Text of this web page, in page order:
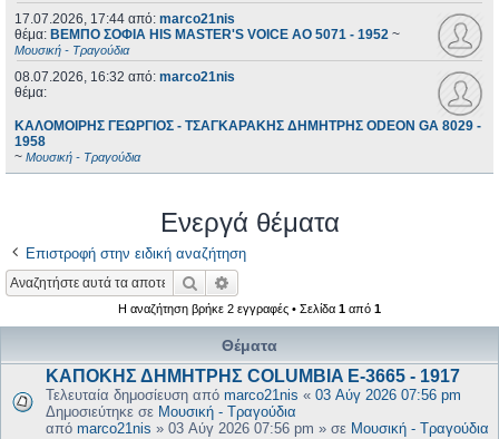
17.07.2026, 17:44 από: marco21nis
θέμα: ΒΕΜΠΟ ΣΟΦΙΑ HIS MASTER'S VOICE AO 5071 - 1952 ~
Μουσική - Τραγούδια
08.07.2026, 16:32 από: marco21nis
θέμα:
ΚΑΛΟΜΟΙΡΗΣ ΓΕΩΡΓΙΟΣ - ΤΣΑΓΚΑΡΑΚΗΣ ΔΗΜΗΤΡΗΣ ODEON GA 8029 -
1958
~ Μουσική - Τραγούδια
Ενεργά θέματα
Επιστροφή στην ειδική αναζήτηση
Αναζήτηση
Η αναζήτηση βρήκε 2 εγγραφές • Σελίδα 1 από 1
Θέματα
ΚΑΠΟΚΗΣ ΔΗΜΗΤΡΗΣ COLUMBIA E-3665 - 1917
Τελευταία δημοσίευση από marco21nis « 03 Αύγ 2026 07:56 pm
Δημοσιεύτηκε σε Μουσική - Τραγούδια
από marco21nis » 03 Αύγ 2026 07:56 pm » σε Μουσική - Τραγούδια